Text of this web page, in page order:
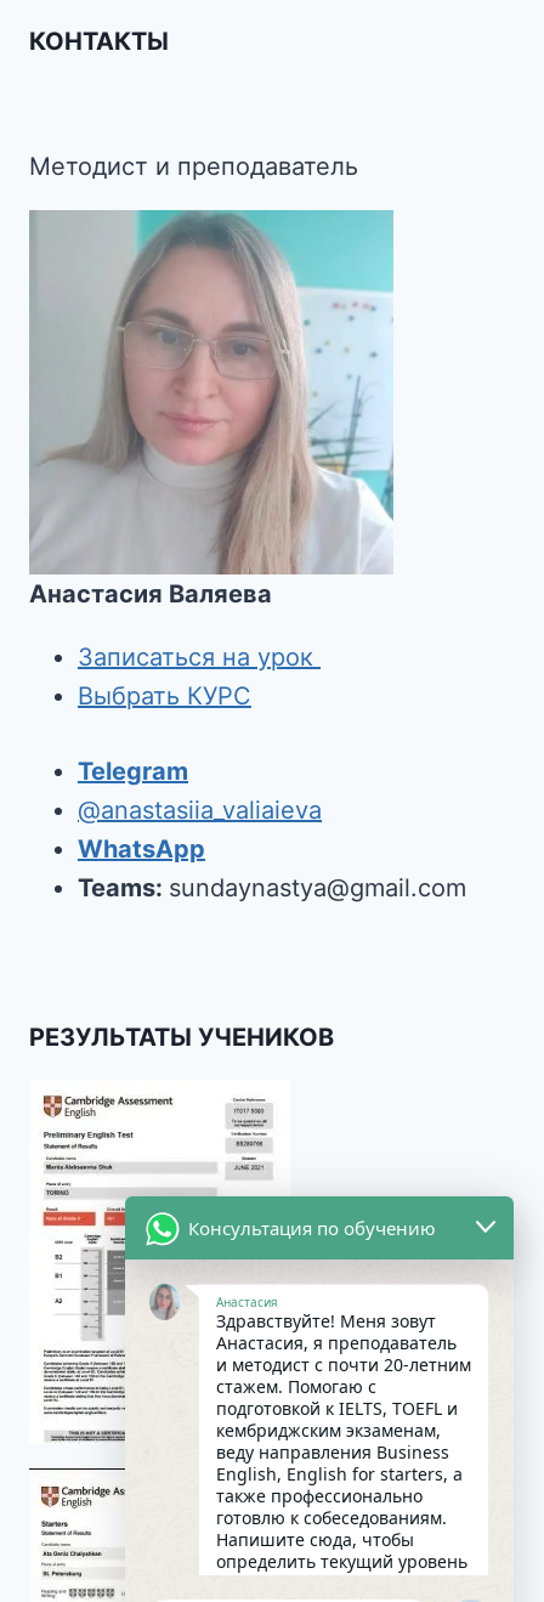
КОНТАКТЫ
Методист и преподаватель
Анастасия Валяева
Записаться на урок
Выбрать КУРС
Telegram
@anastasiia_valiaieva
WhatsApp
Teams: sundaynastya@gmail.com
РЕЗУЛЬТАТЫ УЧЕНИКОВ
Консультация по обучению
Анастасия
Здравствуйте! Меня зовут
Анастасия, я преподаватель
и методист с почти 20-летним
стажем. Помогаю с
подготовкой к IELTS, TOEFL и
кембриджским экзаменам,
веду направления Business
English, English for starters, а
также профессионально
готовлю к собеседованиям.
Напишите сюда, чтобы
определить текущий уровень
английского и составить